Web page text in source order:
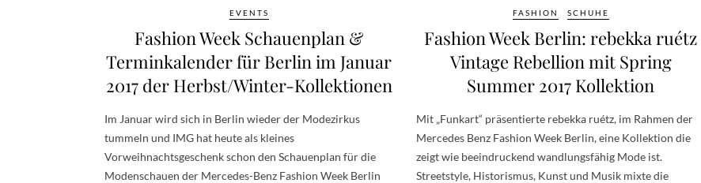
EVENTS
Fashion Week Schauenplan &
Terminkalender für Berlin im Januar
2017 der Herbst/Winter-Kollektionen
Im Januar wird sich in Berlin wieder der Modezirkus
tummeln und IMG hat heute als kleines
Vorweihnachtsgeschenk schon den Schauenplan für die
Modenschauen der Mercedes-Benz Fashion Week Berlin
FASHION SCHUHE
Fashion Week Berlin: rebekka ruétz
Vintage Rebellion mit Spring
Summer 2017 Kollektion
Mit „Funkart“ präsentierte rebekka ruétz, im Rahmen der
Mercedes Benz Fashion Week Berlin, eine Kollektion die
zeigt wie beeindruckend wandlungsfähig Mode ist.
Streetstyle, Historismus, Kunst und Musik mixte die